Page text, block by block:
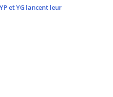
et YG lancent leur